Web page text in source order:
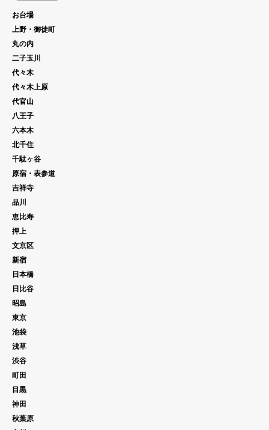
お台場
上野・御徒町
丸の内
二子玉川
代々木
代々木上原
代官山
八王子
六本木
北千住
千駄ヶ谷
原宿・表参道
吉祥寺
品川
恵比寿
押上
文京区
新宿
日本橋
日比谷
昭島
東京
池袋
浅草
渋谷
町田
目黒
神田
秋葉原